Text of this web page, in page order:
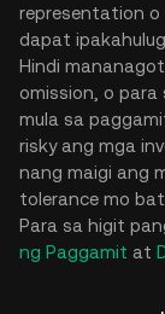
representation o
dapat
Hindi
omission, o para
mula sa
risky ang mga
nang maigi ang
tolerance mo
Para sa higit
ng Paggamit at